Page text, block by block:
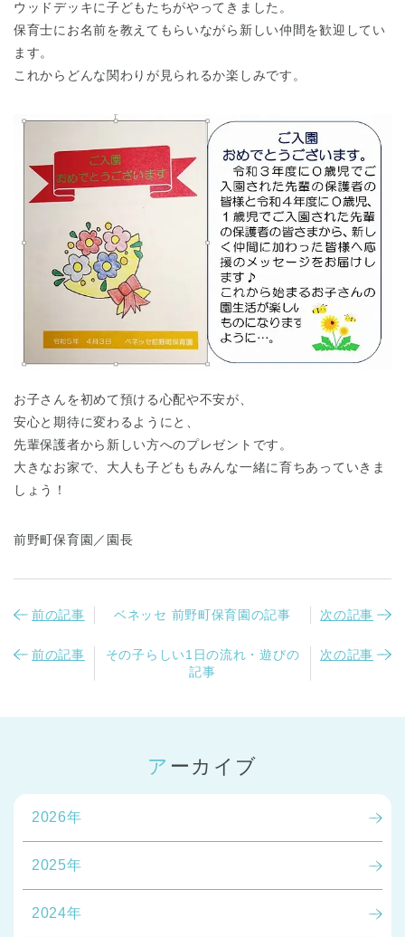
ウッドデッキに子どもたちがやってきました。
保育士にお名前を教えてもらいながら新しい仲間を歓迎してい
ます。
これからどんな関わりが見られるか楽しみです。
お子さんを初めて預ける心配や不安が、
安心と期待に変わるようにと、
先輩保護者から新しい方へのプレゼントです。
大きなお家で、大人も子どももみんな一緒に育ちあっていきま
しょう！
前野町保育園／園長
前の記事 ベネッセ 前野町保育園の記事 次の記事
前の記事
その子らしい1日の流れ・遊びの
記事
次の記事
アーカイブ
2026年
2025年
2024年